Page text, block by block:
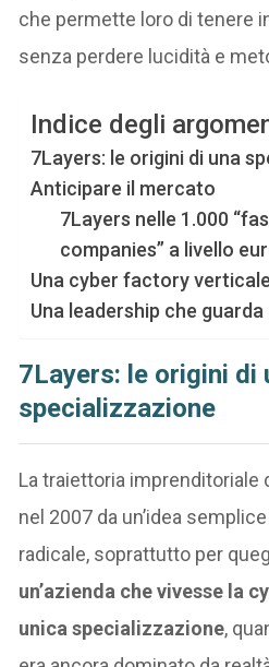
che permette loro di tenere
senza perdere lucidità e
Indice degli
7Layers: le origini di una
Anticipare il mercato
7Layers nelle 1.000
companies” a livello
Una cyber factory verticale
Una leadership che
7Layers: le origini di
specializzazione
La traiettoria imprenditoriale
nel 2007 da un’idea
radicale, soprattutto per
un’azienda che vivesse la
unica specializzazione,